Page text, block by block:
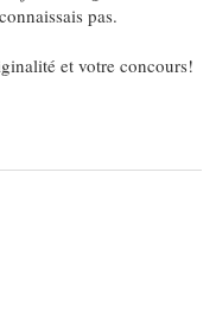
pas.
et votre concours!